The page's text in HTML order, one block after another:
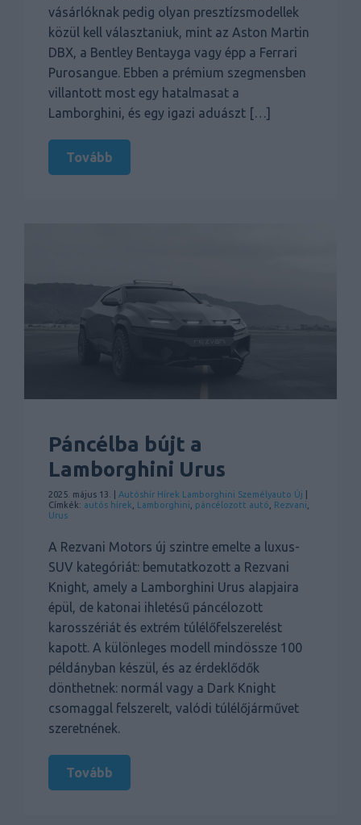
vásárlóknak pedig olyan presztízsmodellek
közül kell választaniuk, mint az Aston Martin
DBX, a Bentley Bentayga vagy épp a Ferrari
Purosangue. Ebben a prémium szegmensben
villantott most egy hatalmasat a
Lamborghini, és egy igazi aduászt […]
Tovább
Páncélba bújt a
Lamborghini Urus
2025. május 13. | Autóshír Hírek Lamborghini Személyauto Új
Címkék: autós hírek Lamborghini páncélozott autó Rezvani
Urus
A Rezvani Motors új szintre emelte a luxus-
SUV kategóriát: bemutatkozott a Rezvani
Knight, amely a Lamborghini Urus alapjaira
épül, de katonai ihletésű páncélozott
karosszériát és extrém túlélőfelszerelést
kapott. A különleges modell mindössze 100
példányban készül, és az érdeklődők
dönthetnek: normál vagy a Dark Knight
csomaggal felszerelt, valódi túlélőjárművet
szeretnének.
Tovább